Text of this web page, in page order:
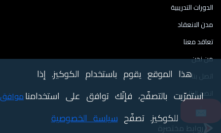
الدورات التدريبية
مدن الانعقاد
تعاقد معنا
من نحن
اتصل بنا
انضم الينا
روابط مختصرة
هذا الموقع يقوم باستخدام الكوكيز. إذا
استمرّيت بالتصفّح، فإنّك توافق على استخدامنا
للكوكيز. تصفّحسياسة الخصوصية
موافق